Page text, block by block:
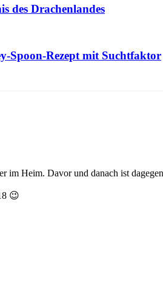
des Drachenlandes
Spoon-Rezept mit Suchtfaktor
Heim. Davor und danach ist
😉